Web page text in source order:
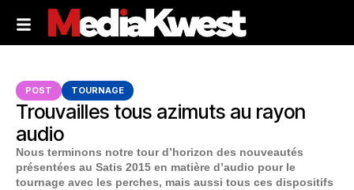
POST TOURNAGE
Trouvailles tous azimuts au rayon
audio
Nous terminons notre tour d’horizon des nouveautés
présentées au Satis 2015 en matière d’audio pour le
tournage avec les perches, mais aussi tous ces dispositifs